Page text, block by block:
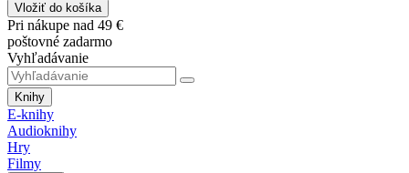
Vložiť do košíka
Pri nákupe nad 49 €
poštovné zadarmo
Vyhľadávanie
Knihy
E-knihy
Audioknihy
Hry
Filmy